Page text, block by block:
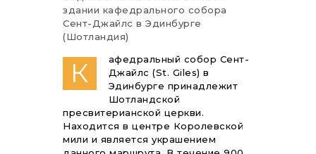
здании кафедрального собора
Сент-Джайлс в Эдинбурге
(Шотландия)
К
афедральный собор Сент-
Джайлс (St. Giles) в
Эдинбурге принадлежит
Шотландской
пресвитерианской церкви.
Находится в центре Королевской
мили и является украшением